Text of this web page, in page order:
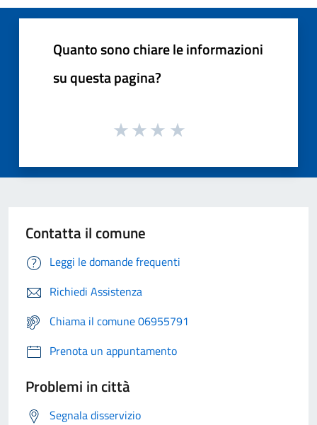
Quanto sono chiare le informazioni
su questa pagina?
Contatta il comune
Leggi le domande frequenti
Richiedi Assistenza
Chiama il comune 06955791
Prenota un appuntamento
Problemi in città
Segnala disservizio